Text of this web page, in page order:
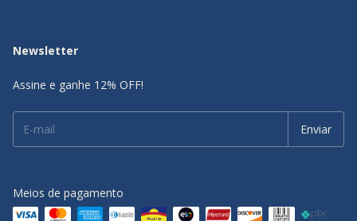
Newsletter
Assine e ganhe 12% OFF!
Meios de pagamento